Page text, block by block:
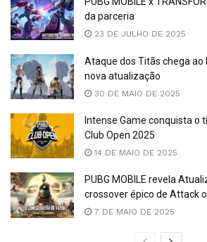
da parceria
23 DE JULHO DE 2025
Ataque dos Titãs chega ao
nova atualização
30 DE MAIO DE 2025
Intense Game conquista o
Club Open 2025
14 DE MAIO DE 2025
PUBG MOBILE revela
crossover épico de Attack
7 DE MAIO DE 2025